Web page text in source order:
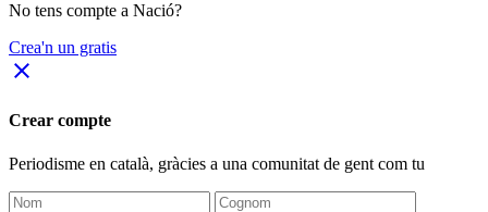
No tens compte a Nació?
Crea'n un gratis
close
Crear compte
Periodisme en català, gràcies a una comunitat de gent com tu